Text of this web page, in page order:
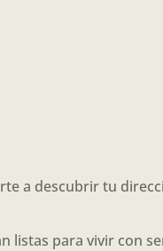
a descubrir tu
listas para vivir con